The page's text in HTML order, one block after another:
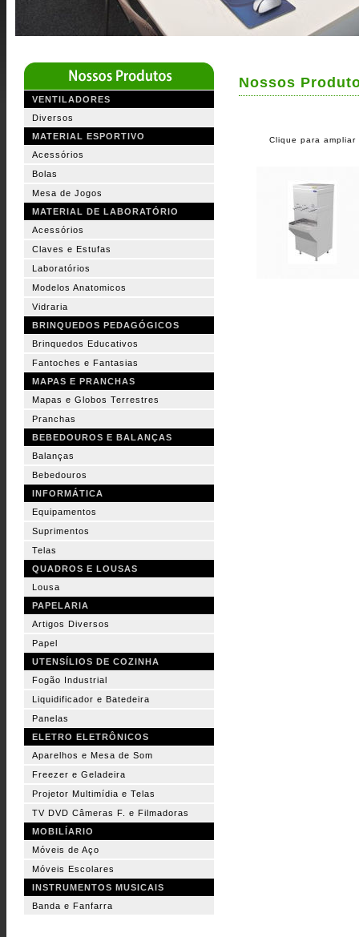
VENTILADORES
Diversos
MATERIAL ESPORTIVO
Acessórios
Bolas
Mesa de Jogos
MATERIAL DE LABORATÓRIO
Acessórios
Claves e Estufas
Laboratórios
Modelos Anatomicos
Vidraria
BRINQUEDOS PEDAGÓGICOS
Brinquedos Educativos
Fantoches e Fantasias
MAPAS E PRANCHAS
Mapas e Globos Terrestres
Pranchas
BEBEDOUROS E BALANÇAS
Balanças
Bebedouros
INFORMÁTICA
Equipamentos
Suprimentos
Telas
QUADROS E LOUSAS
Lousa
PAPELARIA
Artigos Diversos
Papel
UTENSÍLIOS DE COZINHA
Fogão Industrial
Liquidificador e Batedeira
Panelas
ELETRO ELETRÔNICOS
Aparelhos e Mesa de Som
Freezer e Geladeira
Projetor Multimídia e Telas
TV DVD Câmeras F. e Filmadoras
MOBILÍARIO
Móveis de Aço
Móveis Escolares
INSTRUMENTOS MUSICAIS
Banda e Fanfarra
Nossos
Clique para ampliar